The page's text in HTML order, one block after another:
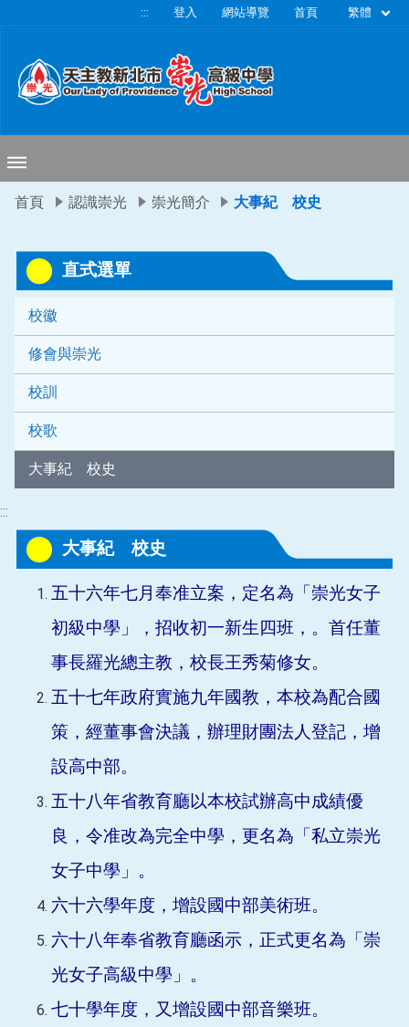
移至網頁之主要內容區位置
::: 登入 網站導覽 首頁 繁體
首頁 認識崇光 崇光簡介 大事紀 校史
直式選單
校徽
修會與崇光
校訓
校歌
大事紀 校史
:::
大事紀 校史
五十六年七月奉准立案，定名為「崇光女子
初級中學」，招收初一新生四班，。首任董
事長羅光總主教，校長王秀菊修女。
五十七年政府實施九年國教，本校為配合國
策，經董事會決議，辦理財團法人登記，增
設高中部。
五十八年省教育廳以本校試辦高中成績優
良，令准改為完全中學，更名為「私立崇光
女子中學」。
六十六學年度，增設國中部美術班。
六十八年奉省教育廳函示，正式更名為「崇
光女子高級中學」。
七十學年度，又增設國中部音樂班。